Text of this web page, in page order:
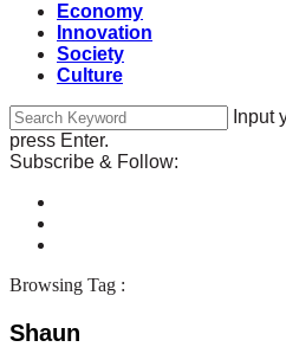
Economy
Innovation
Society
Culture
Input
press Enter.
Subscribe & Follow:
Browsing Tag :
Shaun